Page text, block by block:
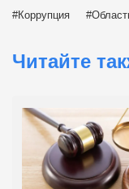
Коррупция
Читайте